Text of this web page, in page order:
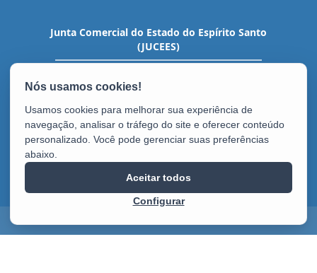
Junta Comercial do Estado do Espírito Santo
(JUCEES)
CEP: 29056-933 - Vitória / ES
Usamos cookies para melhorar sua experiência de
navegação, analisar o tráfego do site e oferecer conteúdo
personalizado. Você pode gerenciar suas preferências
abaixo.
Configurar
Aceitar todos